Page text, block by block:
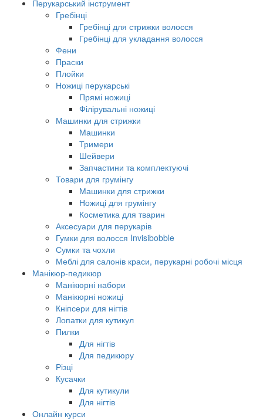
Перукарський інструмент
Гребінці
Гребінці для стрижки волосся
Гребінці для укладання волосся
Фени
Праски
Плойки
Ножиці перукарські
Прямі ножиці
Філірувальні ножиці
Машинки для стрижки
Машинки
Тримери
Шейвери
Запчастини та комплектуючі
Товари для грумінгу
Машинки для стрижки
Ножиці для грумінгу
Косметика для тварин
Аксесуари для перукарів
Гумки для волосся Invisibobble
Сумки та чохли
Меблі для салонів краси, перукарні робочі місця
Манікюр-педикюр
Манікюрні набори
Манікюрні ножиці
Кніпсери для нігтів
Лопатки для кутикул
Пилки
Для нігтів
Для педикюру
Різці
Кусачки
Для кутикули
Для нігтів
Онлайн курси